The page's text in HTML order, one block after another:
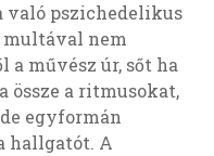
való pszichedelikus
multával nem
művész úr, sőt ha
össze a ritmusokat,
egyformán
hallgatót. A